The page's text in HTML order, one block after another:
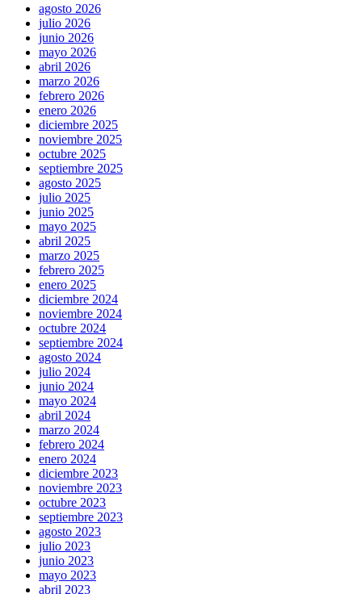
agosto 2026
julio 2026
junio 2026
mayo 2026
abril 2026
marzo 2026
febrero 2026
enero 2026
diciembre 2025
noviembre 2025
octubre 2025
septiembre 2025
agosto 2025
julio 2025
junio 2025
mayo 2025
abril 2025
marzo 2025
febrero 2025
enero 2025
diciembre 2024
noviembre 2024
octubre 2024
septiembre 2024
agosto 2024
julio 2024
junio 2024
mayo 2024
abril 2024
marzo 2024
febrero 2024
enero 2024
diciembre 2023
noviembre 2023
octubre 2023
septiembre 2023
agosto 2023
julio 2023
junio 2023
mayo 2023
abril 2023